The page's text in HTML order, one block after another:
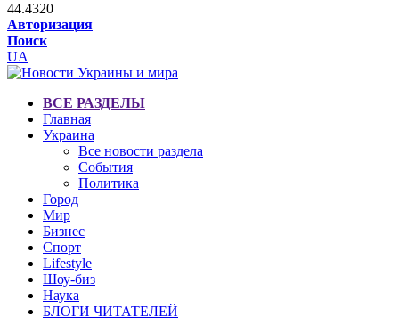
44.4320
Авторизация
Поиск
UA
ВСЕ РАЗДЕЛЫ
Главная
Украина
Все новости раздела
События
Политика
Город
Мир
Бизнес
Спорт
Lifestyle
Шоу-биз
Наука
БЛОГИ ЧИТАТЕЛЕЙ